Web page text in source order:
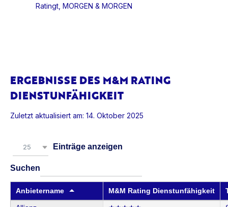
Ratingt, MORGEN & MORGEN
ERGEBNISSE DES M&M RATING
DIENSTUNFÄHIGKEIT
Zuletzt aktualisiert am: 14. Oktober 2025
25 Einträge anzeigen
Suchen
Anbietername M&M Rating Dienstunfähigkeit